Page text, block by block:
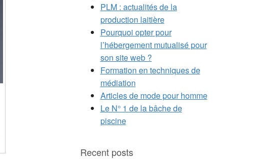
PLM : actualités de la
production laitière
Pourquoi opter pour
l’hébergement mutualisé pour
son site web ?
Formation en techniques de
médiation
Articles de mode pour homme
Le N° 1 de la bâche de
piscine
Recent posts